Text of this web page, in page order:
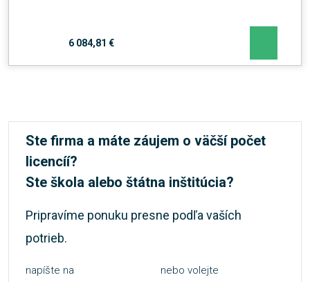
6 084,81 €
Ste firma a máte záujem o väčší počet
licencíí?
Ste škola alebo štátna inštitúcia?
Pripravíme ponuku presne podľa vaších
potrieb.
napíšte na
nebo volejte